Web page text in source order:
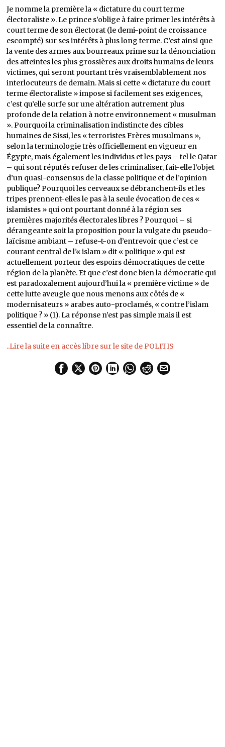
Je nomme la première la « dictature du court terme
électoraliste ». Le prince s’oblige à faire primer les intérêts à
court terme de son électorat (le demi-point de croissance
escompté) sur ses intérêts à plus long terme. C’est ainsi que
la vente des armes aux bourreaux prime sur la dénonciation
des atteintes les plus grossières aux droits humains de leurs
victimes, qui seront pourtant très vraisemblablement nos
interlocuteurs de demain. Mais si cette « dictature du court
terme électoraliste » impose si facilement ses exigences,
c’est qu’elle surfe sur une altération autrement plus
profonde de la relation à notre environnement « musulman
». Pourquoi la criminalisation indistincte des cibles
humaines de Sissi, les « terroristes Frères musulmans »,
selon la terminologie très officiellement en vigueur en
Égypte, mais également les individus et les pays – tel le Qatar
– qui sont réputés refuser de les criminaliser, fait-elle l’objet
d’un quasi-consensus de la classe politique et de l’opinion
publique? Pourquoi les cerveaux se débranchent-ils et les
tripes prennent-elles le pas à la seule évocation de ces «
islamistes » qui ont pourtant donné à la région ses
premières majorités électorales libres ? Pourquoi – si
dérangeante soit la proposition pour la vulgate du pseudo-
laïcisme ambiant – refuse-t-on d’entrevoir que c’est ce
courant central de l’« islam » dit « politique » qui est
actuellement porteur des espoirs démocratiques de cette
région de la planète. Et que c’est donc bien la démocratie qui
est paradoxalement aujourd’hui la « première victime » de
cette lutte aveugle que nous menons aux côtés de «
modernisateurs » arabes auto-proclamés, « contre l’islam
politique ? » (1). La réponse n’est pas simple mais il est
essentiel de la connaître.
..Lire la suite en accès libre sur le site de POLITIS